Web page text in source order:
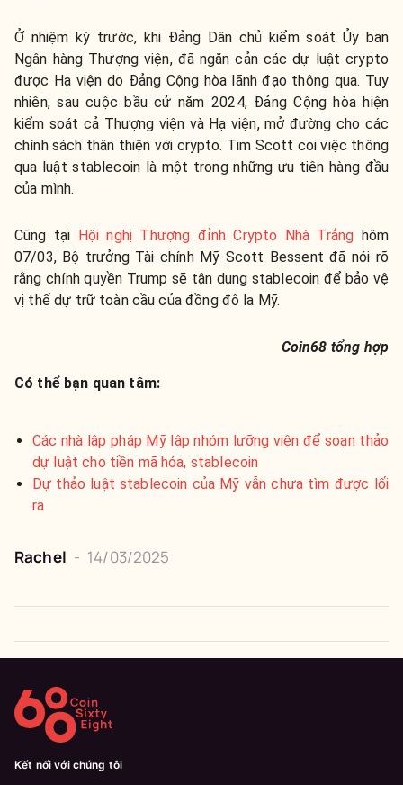
Ở nhiệm kỳ trước, khi Đảng Dân chủ kiểm soát Ủy ban
Ngân hàng Thượng viện, đã ngăn cản các dự luật crypto
được Hạ viện do Đảng Cộng hòa lãnh đạo thông qua. Tuy
nhiên, sau cuộc bầu cử năm 2024, Đảng Cộng hòa hiện
kiểm soát cả Thượng viện và Hạ viện, mở đường cho các
chính sách thân thiện với crypto. Tim Scott coi việc thông
qua luật stablecoin là một trong những ưu tiên hàng đầu
của mình.
Cũng tại Hội nghị Thượng đỉnh Crypto Nhà Trắng hôm
07/03, Bộ trưởng Tài chính Mỹ Scott Bessent đã nói rõ
rằng chính quyền Trump sẽ tận dụng stablecoin để bảo vệ
vị thế dự trữ toàn cầu của đồng đô la Mỹ.
Coin68 tổng hợp
Có thể bạn quan tâm:
Các nhà lập pháp Mỹ lập nhóm lưỡng viện để soạn thảo
dự luật cho tiền mã hóa, stablecoin
Dự thảo luật stablecoin của Mỹ vẫn chưa tìm được lối
ra
Rachel - 14/03/2025
Kết nối với chúng tôi